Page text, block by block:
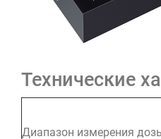
Технические
Диапазон измерения